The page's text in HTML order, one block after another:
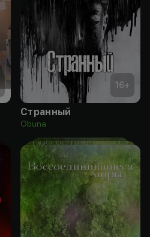
16+
Странный
Obuna